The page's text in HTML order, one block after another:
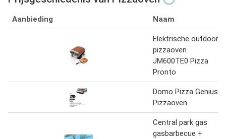
Aanbieding Naam
Elektrische outdoor
pizzaoven
JM600TE0 Pizza
Pronto
Domo Pizza Genius
Pizzaoven
Central park gas
gasbarbecue +